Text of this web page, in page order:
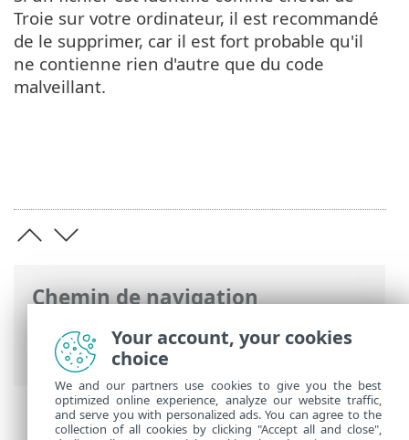
Chemin de navigation
Aide en ligne ESET>ESET Glossary>
Détections > Cheval de Troie
Troie sur votre ordinateur, il est recommandé
de le supprimer, car il est fort probable qu'il
ne contienne rien d'autre que du code
malveillant.
Your account, your cookies
choice
We and our partners use cookies to give you the best
optimized online experience, analyze our website traffic,
and serve you with personalized ads. You can agree to the
collection of all cookies by clicking "Accept all and close",